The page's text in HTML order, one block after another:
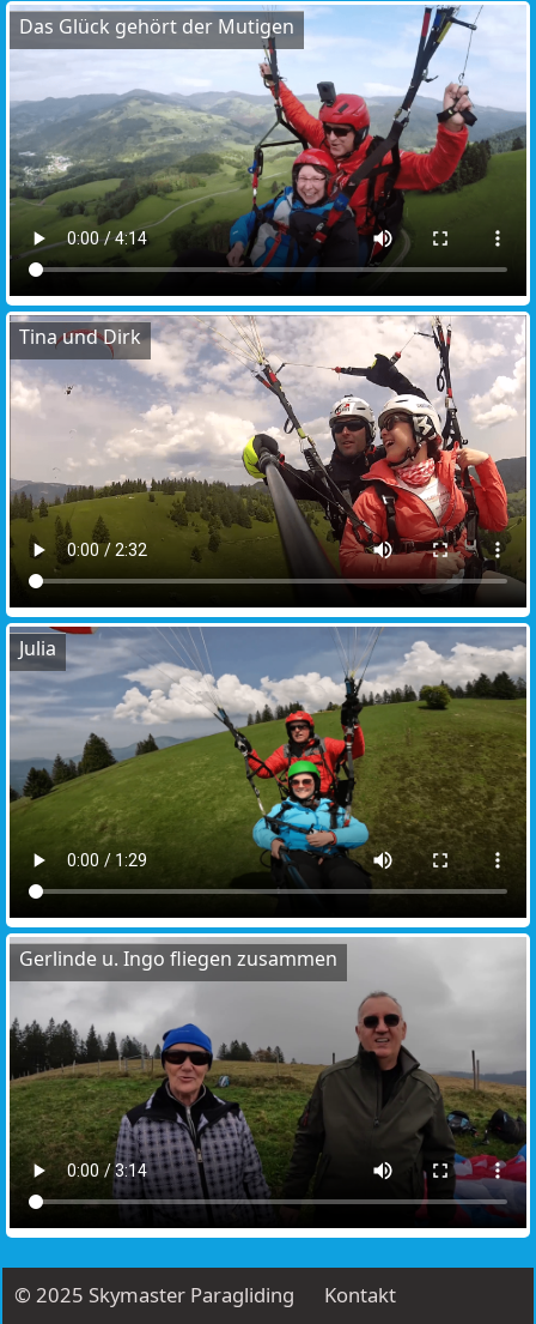
Das Glück gehört der Mutigen
Tina und Dirk
Julia
Gerlinde u. Ingo fliegen zusammen
© 2025 Skymaster Paragliding Kontakt